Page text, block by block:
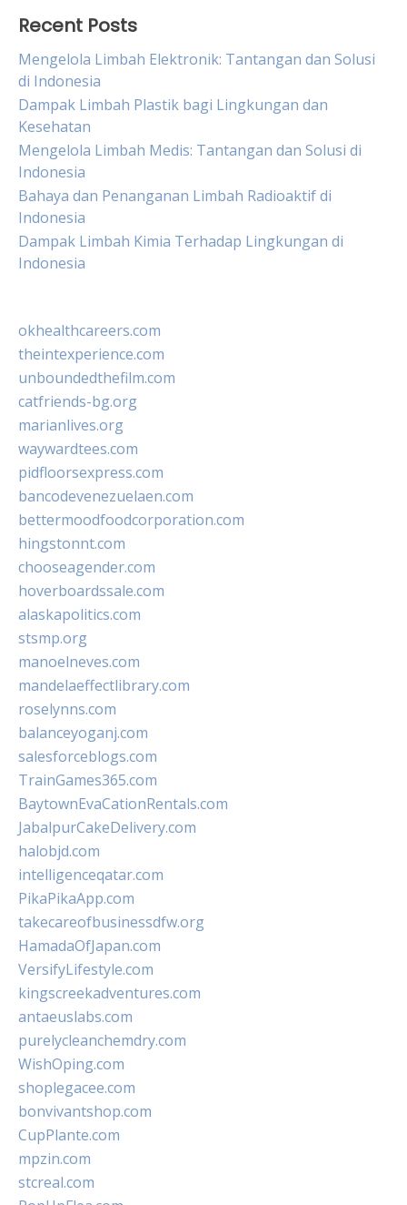
Recent Posts
Mengelola Limbah Elektronik: Tantangan dan Solusi
di Indonesia
Dampak Limbah Plastik bagi Lingkungan dan
Kesehatan
Mengelola Limbah Medis: Tantangan dan Solusi di
Indonesia
Bahaya dan Penanganan Limbah Radioaktif di
Indonesia
Dampak Limbah Kimia Terhadap Lingkungan di
Indonesia
okhealthcareers.com
theintexperience.com
unboundedthefilm.com
catfriends-bg.org
marianlives.org
waywardtees.com
pidfloorsexpress.com
bancodevenezuelaen.com
bettermoodfoodcorporation.com
hingstonnt.com
chooseagender.com
hoverboardssale.com
alaskapolitics.com
stsmp.org
manoelneves.com
mandelaeffectlibrary.com
roselynns.com
balanceyoganj.com
salesforceblogs.com
TrainGames365.com
BaytownEvaCationRentals.com
JabalpurCakeDelivery.com
halobjd.com
intelligenceqatar.com
PikaPikaApp.com
takecareofbusinessdfw.org
HamadaOfJapan.com
VersifyLifestyle.com
kingscreekadventures.com
antaeuslabs.com
purelycleanchemdry.com
WishOping.com
shoplegacee.com
bonvivantshop.com
CupPlante.com
mpzin.com
stcreal.com